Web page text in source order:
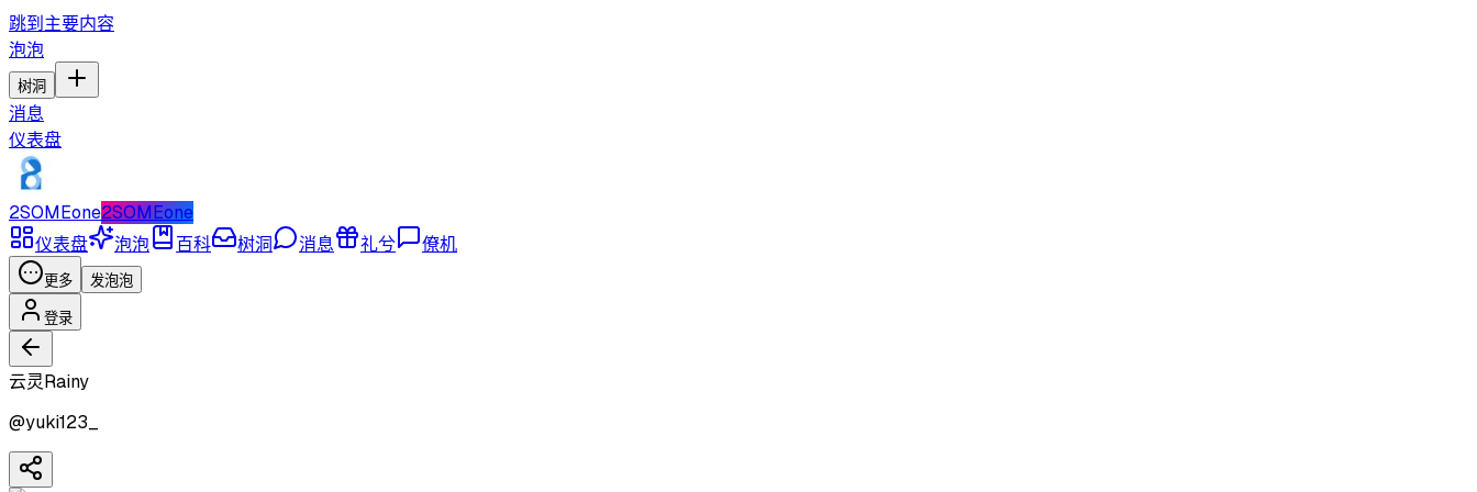
跳到主要内容
泡泡
树洞
消息
仪表盘
2SOMEone2SOMEone
仪表盘
泡泡 百科 树洞 消息 礼兮 僚机
更多 发泡泡
登录
云灵Rainy
@yuki123_